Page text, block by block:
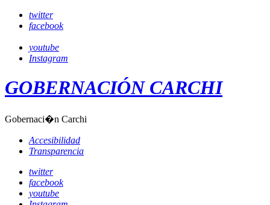
twitter
facebook
youtube
Instagram
GOBERNACIÓN CARCHI
Gobernaci�n Carchi
Accesibilidad
Transparencia
twitter
facebook
youtube